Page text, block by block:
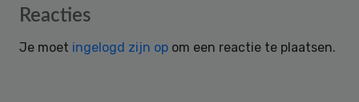
Reader
Reacties
Je moet ingelogd zijn op om een reactie te plaatsen.